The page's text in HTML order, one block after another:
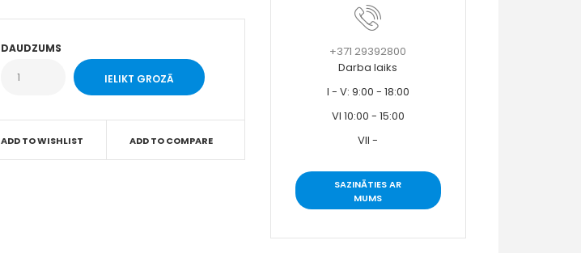
DAUDZUMS
ADD TO WISHLIST ADD TO COMPARE
+371 29392800
Darba laiks
I - V: 9:00 - 18:00
VI 10:00 - 15:00
VII -
SAZINĀTIES AR
MUMS